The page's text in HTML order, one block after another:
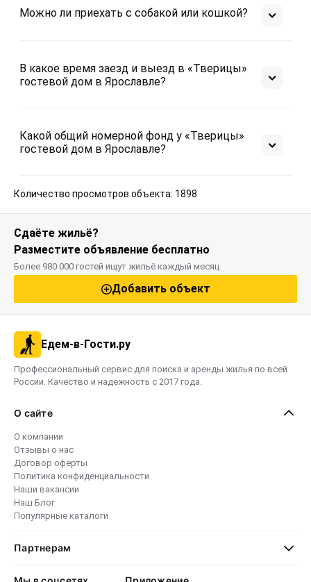
Можно ли приехать с собакой или кошкой?
В какое время заезд и выезд в «Тверицы»
гостевой дом в Ярославле?
Какой общий номерной фонд у «Тверицы»
гостевой дом в Ярославле?
Количество просмотров объекта: 1898
Сдаёте жильё?
Разместите объявление бесплатно
Более 980 000 гостей ищут жильё каждый месяц
Добавить объект
Едем-в-Гости.ру
Профессиональный сервис для поиска и аренды жилья по всей
России. Качество и надежность с 2017 года.
О сайте
О компании
Отзывы о нас
Договор оферты
Политика конфиденциальности
Наши вакансии
Наш Блог
Популярные каталоги
Партнерам